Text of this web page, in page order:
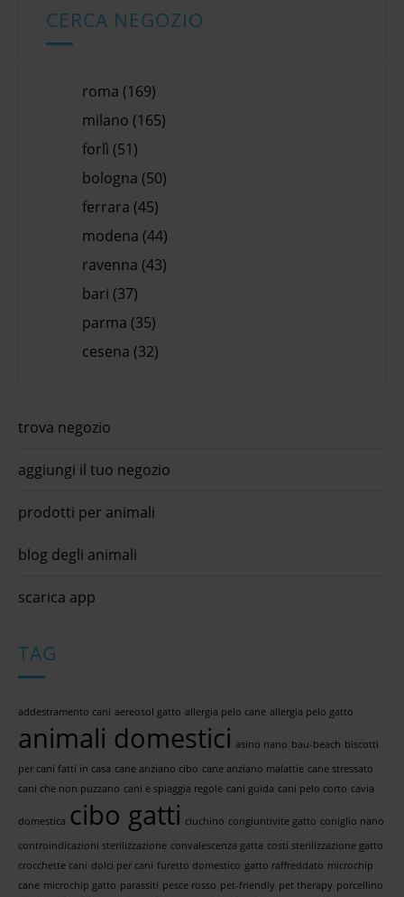
CERCA NEGOZIO
roma (169)
milano (165)
forlì (51)
bologna (50)
ferrara (45)
modena (44)
ravenna (43)
bari (37)
parma (35)
cesena (32)
trova negozio
aggiungi il tuo negozio
prodotti per animali
blog degli animali
scarica app
TAG
addestramento cani aereosol gatto allergia pelo cane allergia pelo gatto
animali domestici asino nano bau-beach biscotti
per cani fatti in casa cane anziano cibo cane anziano malattie cane stressato
cani che non puzzano cani e spiaggia regole cani guida cani pelo corto cavia
domestica cibo gatti ciuchino congiuntivite gatto coniglio nano
controindicazioni sterilizzazione convalescenza gatta costi sterilizzazione gatto
crocchette cani dolci per cani furetto domestico gatto raffreddato microchip
cane microchip gatto parassiti pesce rosso pet-friendly pet therapy porcellino